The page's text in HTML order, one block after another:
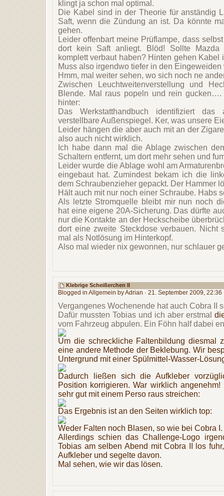
klingt ja schon mal optimal.
Die Kabel sind in der Theorie für anständig
Saft, wenn die Zündung an ist. Da könnte
gehen.
Leider offenbart meine Prüflampe, dass
dort kein Saft anliegt. Blöd! Sollte Mazda
komplett verbaut haben? Hinten gehen Kabel
Muss also irgendwo tiefer in den
Hmm, mal weiter sehen, wo sich noch ne
Zwischen Leuchtweitenverstellung und
Blende. Mal raus popeln und rein
hinter:
Das Werkstatthandbuch identifiziert
verstellbare Außenspiegel. Ker, was unsere
Leider hängen die aber auch mit an der
also auch nicht wirklich.
Ich habe dann mal die Ablage zwischen
Schaltern entfernt, um dort mehr sehen und
Leider wurde die Ablage wohl am
eingebaut hat. Zumindest bekam ich die
dem Schraubenzieher gepackt. Der Hammer
Hält auch mit nur noch einer Schraube. Habs
Als letzte Stromquelle bleibt mir nun noch
hat eine eigene 20A-Sicherung. Das dürfte
nur die Kontakte an der Heckscheibe
dort eine zweite Steckdose verbauen. Nicht
mal als Notlösung im Hinterkopf.
Also mal wieder nix gewonnen, nur schlauer
Klebrige Scheißerchen II
Blogged in Allgemein by Adrian · 21. September 2009, 22:36
Vergangenes Wochenende hat auch Cobra II
Dafür mussten Tobias und ich aber erstmal
vom Fahrzeug abpulen. Ein Föhn half dabei
Um die schreckliche Faltenbildung diesmal
eine andere Methode der Beklebung. Wir
Untergrund mit einer Spülmittel-Wasser-
Dadurch ließen sich die Aufkleber
Position korrigieren. War wirklich
sehr gut mit einem Perso raus streichen:
Das Ergebnis ist an den Seiten wirklich top:
Weder Falten noch Blasen, so wie bei Cobra I.
Allerdings schien das Challenge-Logo
Tobias am selben Abend mit Cobra II los
Aufkleber und segelte davon.
Mal sehen, wie wir das lösen.